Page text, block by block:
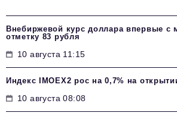
Внебиржевой курс доллара впервые с
отметку 83 рубля
10 августа 11:15
Индекс IMOEX2 рос на 0,7% на
10 августа 08:08